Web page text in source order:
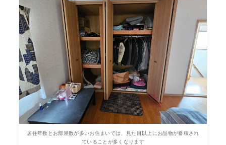
居住年数とお部屋数が多いお住まいでは、見た目以上にお品物が蓄積され
ていることが多くなります